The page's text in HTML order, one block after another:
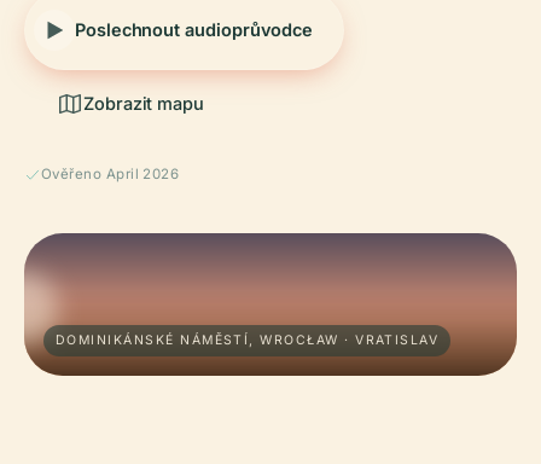
Poslechnout audioprůvodce
Zobrazit mapu
Ověřeno April 2026
DOMINIKÁNSKÉ NÁMĚSTÍ, WROCŁAW · VRATISLAV